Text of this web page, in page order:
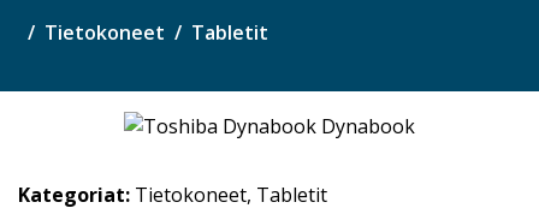
Tietokoneet Tabletit
Kategoriat: Tietokoneet, Tabletit